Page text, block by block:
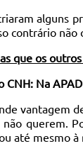
alguns
contrário não
que os
CNH: Na
vantagem
querem.
até mesmo